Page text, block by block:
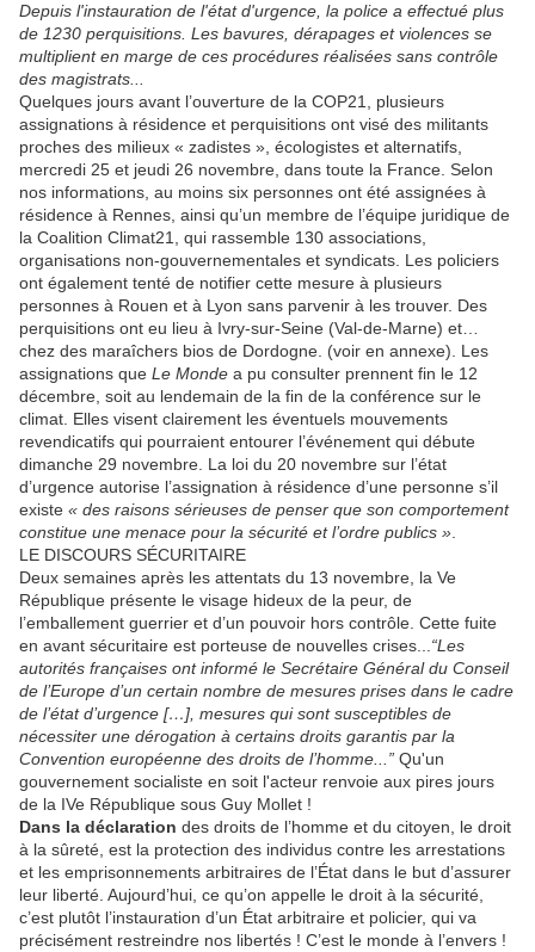
Depuis l'instauration de l'état d'urgence, la police a effectué plus
de 1230 perquisitions. Les bavures, dérapages et violences se
multiplient en marge de ces procédures réalisées sans contrôle
des magistrats...
Quelques jours avant l’ouverture de la COP21, plusieurs
assignations à résidence et perquisitions ont visé des militants
proches des milieux « zadistes », écologistes et alternatifs,
mercredi 25 et jeudi 26 novembre, dans toute la France. Selon
nos informations, au moins six personnes ont été assignées à
résidence à Rennes, ainsi qu’un membre de l’équipe juridique de
la Coalition Climat21, qui rassemble 130 associations,
organisations non-gouvernementales et syndicats. Les policiers
ont également tenté de notifier cette mesure à plusieurs
personnes à Rouen et à Lyon sans parvenir à les trouver. Des
perquisitions ont eu lieu à Ivry-sur-Seine (Val-de-Marne) et…
chez des maraîchers bios de Dordogne. (voir en annexe). Les
assignations que Le Monde a pu consulter prennent fin le 12
décembre, soit au lendemain de la fin de la conférence sur le
climat. Elles visent clairement les éventuels mouvements
revendicatifs qui pourraient entourer l’événement qui débute
dimanche 29 novembre. La loi du 20 novembre sur l’état
d’urgence autorise l’assignation à résidence d’une personne s’il
existe « des raisons sérieuses de penser que son comportement
constitue une menace pour la sécurité et l’ordre publics »
LE DISCOURS SÉCURITAIRE
Deux semaines après les attentats du 13 novembre, la Ve
République présente le visage hideux de la peur, de
l’emballement guerrier et d’un pouvoir hors contrôle. Cette fuite
en avant sécuritaire est porteuse de nouvelles crises... “Les
autorités françaises ont informé le Secrétaire Général du Conseil
de l’Europe d’un certain nombre de mesures prises dans le cadre
de l’état d’urgence […], mesures qui sont susceptibles de
nécessiter une dérogation à certains droits garantis par la
Convention européenne des droits de l’homme...” Qu'un
gouvernement socialiste en soit l'acteur renvoie aux pires jours
de la IVe République sous Guy Mollet !
Dans la déclaration des droits de l’homme et du citoyen, le droit
à la sûreté, est la protection des individus contre les arrestations
et les emprisonnements arbitraires de l’État dans le but d’assurer
leur liberté. Aujourd’hui, ce qu’on appelle le droit à la sécurité,
c’est plutôt l’instauration d’un État arbitraire et policier, qui va
précisément restreindre nos libertés ! C’est le monde à l’envers !